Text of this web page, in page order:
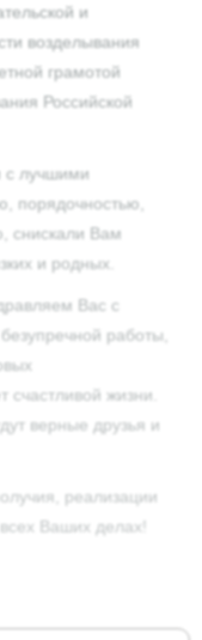
и
возделывания
грамотой
Российской
с лучшими
порядочностью,
снискали Вам
и родных.
Вас с
работы,
жизни.
верные друзья и
реализации
Ваших делах!